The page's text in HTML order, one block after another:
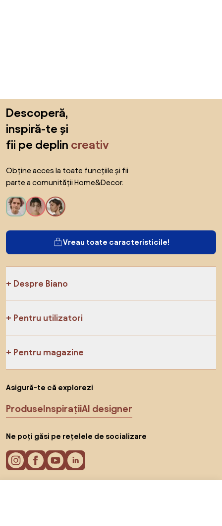
Descoperă,
inspiră-te și
fii pe deplin creativ
Obține acces la toate funcțiile și fii
parte a comunității Home&Decor.
Vreau toate caracteristicile!
Despre Biano
Pentru utilizatori
Pentru magazine
Asigură-te că explorezi
ProduseInspirațiiAI designer
Ne poți găsi pe rețelele de socializare